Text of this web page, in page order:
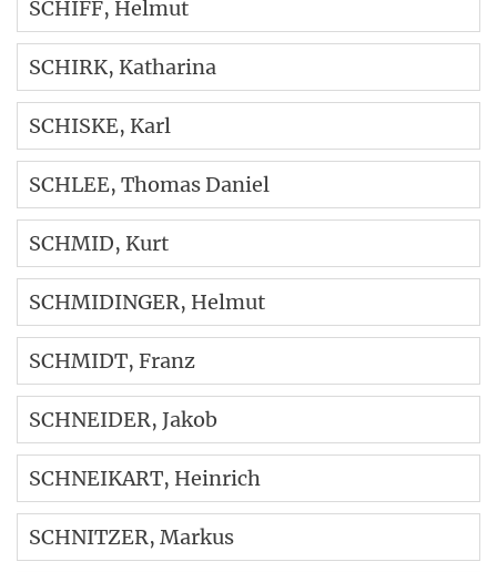
SCHIFF, Helmut
SCHIRK, Katharina
SCHISKE, Karl
SCHLEE, Thomas Daniel
SCHMID, Kurt
SCHMIDINGER, Helmut
SCHMIDT, Franz
SCHNEIDER, Jakob
SCHNEIKART, Heinrich
SCHNITZER, Markus